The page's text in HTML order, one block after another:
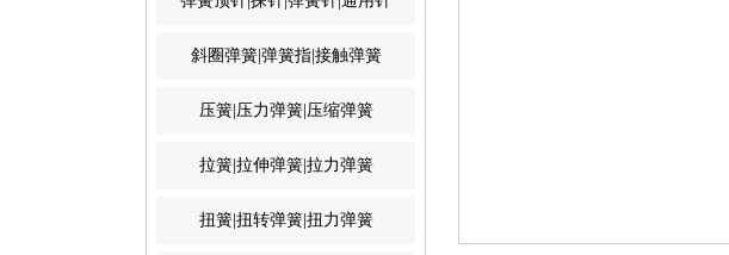
斜圈弹簧|弹簧指|接触弹簧
压簧|压力弹簧|压缩弹簧
拉簧|拉伸弹簧|拉力弹簧
扭簧|扭转弹簧|扭力弹簧